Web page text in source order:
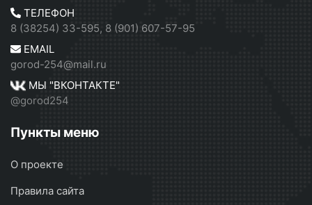
ТЕЛЕФОН
8 (38254) 33-595, 8 (901) 607-57-95
EMAIL
gorod-254@mail.ru
МЫ "ВКОНТАКТЕ"
@gorod254
Пункты меню
О проекте
Правила сайта